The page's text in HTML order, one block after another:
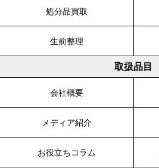
処分品買取
生前整理
取扱品目
会社概要
メディア紹介
お役立ちコラム